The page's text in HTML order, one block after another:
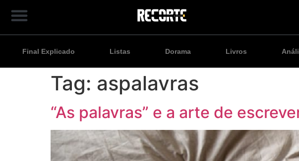
Final Explicado Listas Dorama Livros
Tag: aspalavras
“As palavras” e a arte de